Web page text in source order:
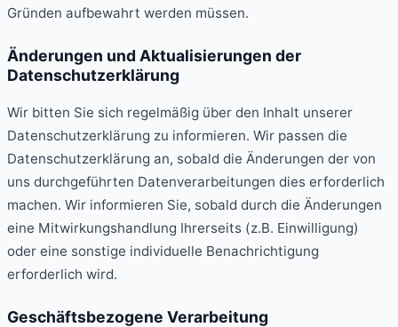
Gründen aufbewahrt werden müssen.
Änderungen und Aktualisierungen der
Datenschutzerklärung
Wir bitten Sie sich regelmäßig über den Inhalt unserer
Datenschutzerklärung zu informieren. Wir passen die
Datenschutzerklärung an, sobald die Änderungen der von
uns durchgeführten Datenverarbeitungen dies erforderlich
machen. Wir informieren Sie, sobald durch die Änderungen
eine Mitwirkungshandlung Ihrerseits (z.B. Einwilligung)
oder eine sonstige individuelle Benachrichtigung
erforderlich wird.
Geschäftsbezogene Verarbeitung